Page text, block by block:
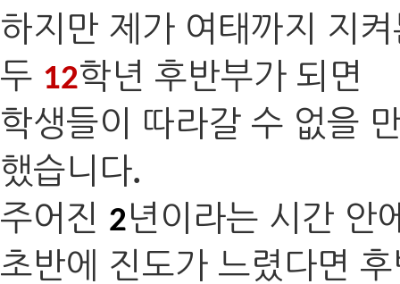
하지만 제가 여태까지 지
두 12학년 후반부가 되면
학생들이 따라갈 수 없을
했습니다.
주어진 2년이라는 시간 안
초반에 진도가 느렸다면